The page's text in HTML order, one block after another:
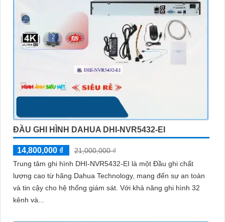
ĐẦU GHI HÌNH DAHUA DHI-NVR5432-EI
14,800,000 ₫
21,000,000 ₫
Trung tâm ghi hình DHI-NVR5432-EI là một Đầu ghi chất
lượng cao từ hãng Dahua Technology, mang đến sự an toàn
và tin cậy cho hệ thống giám sát. Với khả năng ghi hình 32
kênh và...